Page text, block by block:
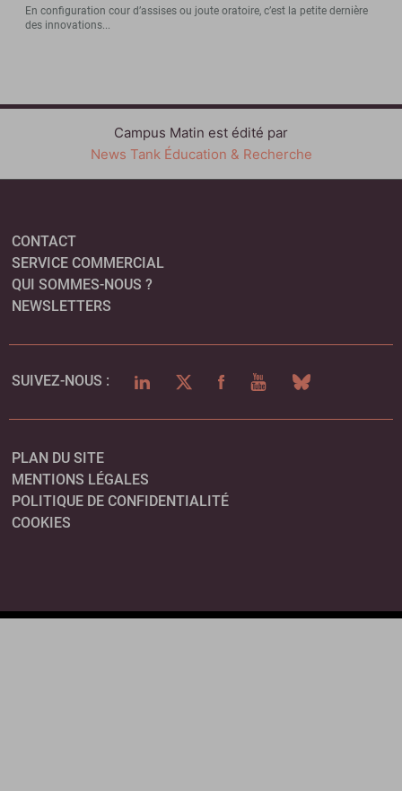
En configuration cour d’assises ou joute oratoire, c’est la petite dernière
des innovations...
Campus Matin est édité par
News Tank Éducation & Recherche
CONTACT
SERVICE COMMERCIAL
QUI SOMMES-NOUS ?
NEWSLETTERS
SUIVEZ-NOUS : LINKEDINTWITTERFACEBOOKYOUTUBEBLUESKY
PLAN DU SITE
MENTIONS LÉGALES
POLITIQUE DE CONFIDENTIALITÉ
COOKIES